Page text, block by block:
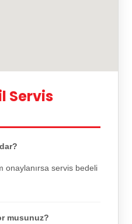
Servis
onaylanırsa servis bedeli
musunuz?